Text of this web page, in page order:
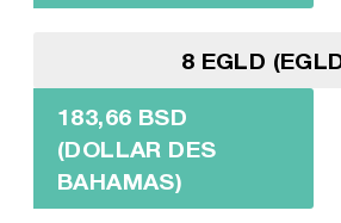
8 EGLD
183,66 BSD
(DOLLAR DES
BAHAMAS)